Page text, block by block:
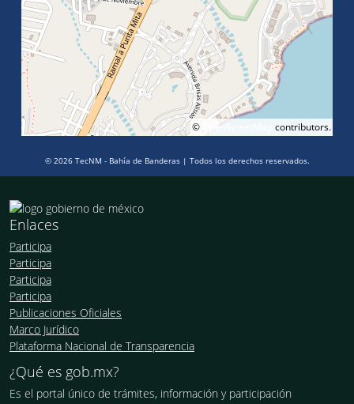
© OpenStreetMap contributors.
© 2026 TecNM - Bahía de Banderas | Todos los derechos reservados.
Enlaces
Participa
Participa
Participa
Participa
Publicaciones Oficiales
Marco Jurídico
Plataforma Nacional de Transparencia
¿Qué es gob.mx?
Es el portal único de trámites, información y participación